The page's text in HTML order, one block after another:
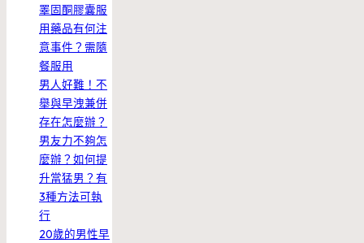
睪固酮膠囊服
用藥品有何注
意事件？需隨
餐服用
男人好難！不
舉與早洩兼併
存在怎麼辦？
男友力不夠怎
麼辦？如何提
升當猛男？有
3種方法可執
行
20歲的男性早